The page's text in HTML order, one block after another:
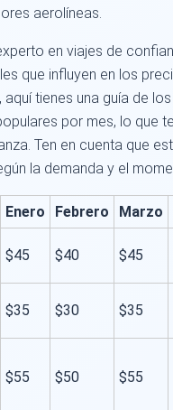
aerolíneas.
en viajes de
que influyen en los
aquí tienes una guía de
por mes, lo que
Ten en cuenta que
la demanda y el
Enero Febrero Marzo
$45 $40 $45
$35 $30 $35
$55 $50 $55